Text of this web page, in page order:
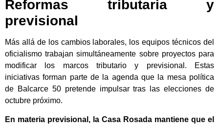
Reformas tributaria y
previsional
Más allá de los cambios laborales, los equipos técnicos del
oficialismo trabajan simultáneamente sobre proyectos para
modificar los marcos tributario y previsional. Estas
iniciativas forman parte de la agenda que la mesa política
de Balcarce 50 pretende impulsar tras las elecciones de
octubre próximo.
En materia previsional, la Casa Rosada mantiene que el